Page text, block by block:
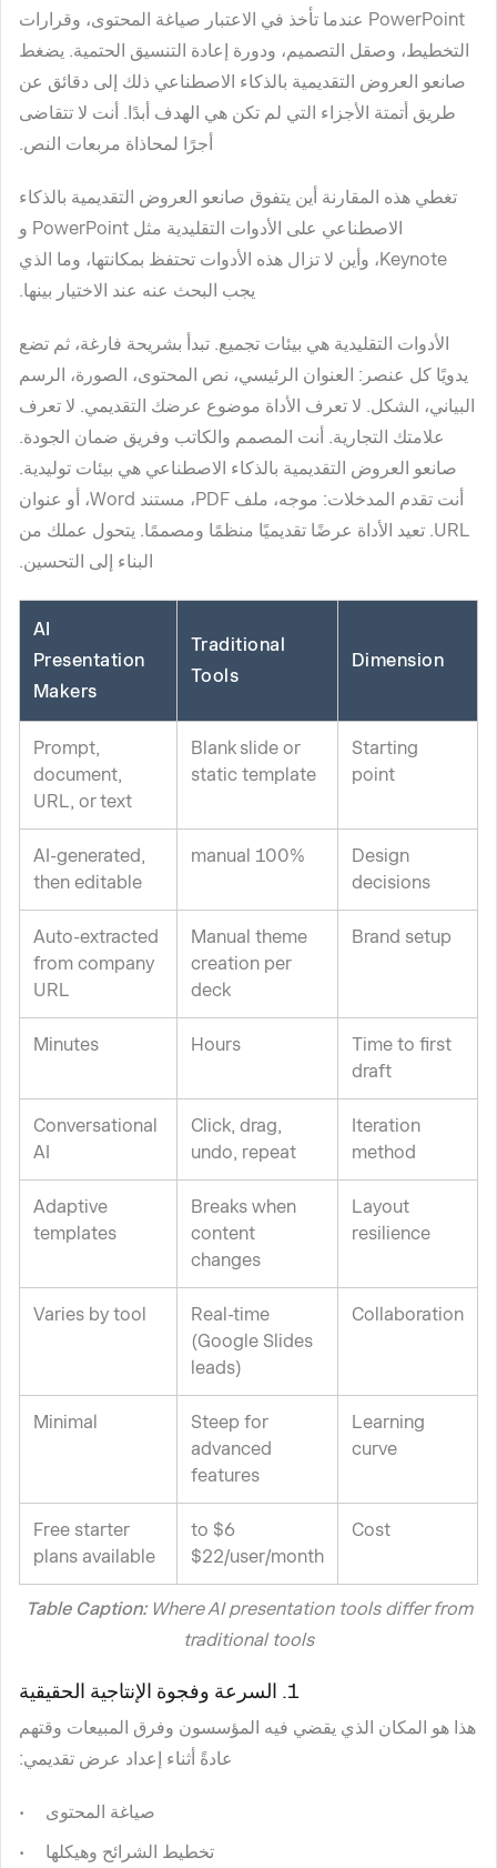
PowerPoint عندما تأخذ في الاعتبار صياغة المحتوى، وقرارات
التخطيط، وصقل التصميم، ودورة إعادة التنسيق الحتمية. يضغط
صانعو العروض التقديمية بالذكاء الاصطناعي ذلك إلى دقائق عن
طريق أتمتة الأجزاء التي لم تكن هي الهدف أبدًا. أنت لا تتقاضى
أجرًا لمحاذاة مربعات النص.
تغطي هذه المقارنة أين يتفوق صانعو العروض التقديمية بالذكاء
الاصطناعي على الأدوات التقليدية مثل PowerPoint و
Keynote، وأين لا تزال هذه الأدوات تحتفظ بمكانتها، وما الذي
يجب البحث عنه عند الاختيار بينها.
الأدوات التقليدية هي بيئات تجميع. تبدأ بشريحة فارغة، ثم تضع
يدويًا كل عنصر: العنوان الرئيسي، نص المحتوى، الصورة، الرسم
البياني، الشكل. لا تعرف الأداة موضوع عرضك التقديمي. لا تعرف
علامتك التجارية. أنت المصمم والكاتب وفريق ضمان الجودة.
صانعو العروض التقديمية بالذكاء الاصطناعي هي بيئات توليدية.
أنت تقدم المدخلات: موجه، ملف PDF، مستند Word، أو عنوان
URL. تعيد الأداة عرضًا تقديميًا منظمًا ومصممًا. يتحول عملك من
البناء إلى التحسين.
Dimension
Traditional
Tools
AI
Presentation
Makers
Starting
point
Blank slide or
static template
Prompt,
document,
URL, or text
Design
decisions
100% manual
AI-generated,
then editable
Brand setup
Manual theme
creation per
deck
Auto-extracted
from company
URL
Time to first
draft
Hours
Minutes
Iteration
method
Click, drag,
undo, repeat
Conversational
AI
Layout
resilience
Breaks when
content
changes
Adaptive
templates
Collaboration
Real-time
(Google Slides
leads)
Varies by tool
Learning
curve
Steep for
advanced
features
Minimal
Cost
$6 to
$22/user/month
Free starter
plans available
Table Caption:Where AI presentation tools differ from
traditional tools
1. السرعة وفجوة الإنتاجية الحقيقية
هذا هو المكان الذي يقضي فيه المؤسسون وفرق المبيعات وقتهم
عادةً أثناء إعداد عرض تقديمي:
صياغة المحتوى
تخطيط الشرائح وهيكلها